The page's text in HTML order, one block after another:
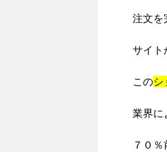
注文を
サイト
このシ
業界に
７０％